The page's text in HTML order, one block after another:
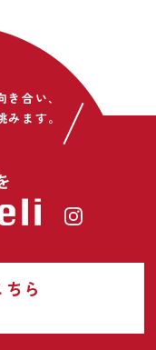
き合い､
みます｡
ら